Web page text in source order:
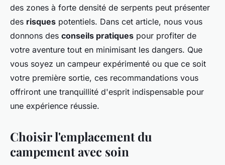
des zones à forte densité de serpents peut présenter
des risques potentiels. Dans cet article, nous vous
donnons des conseils pratiques pour profiter de
votre aventure tout en minimisant les dangers. Que
vous soyez un campeur expérimenté ou que ce soit
votre première sortie, ces recommandations vous
offriront une tranquillité d'esprit indispensable pour
une expérience réussie.
Choisir l'emplacement du
campement avec soin